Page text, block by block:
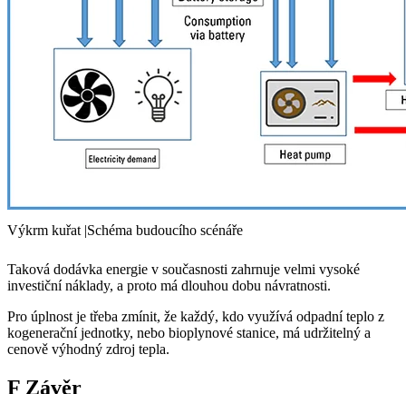
Výkrm kuřat |Schéma budoucího scénáře
Taková dodávka energie v současnosti zahrnuje velmi vysoké
investiční náklady, a proto má dlouhou dobu návratnosti.
Pro úplnost je třeba zmínit, že každý, kdo využívá odpadní teplo z
kogenerační jednotky, nebo bioplynové stanice, má udržitelný a
cenově výhodný zdroj tepla.
F Závěr